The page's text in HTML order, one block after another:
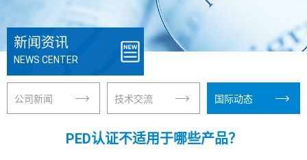
新闻资讯
NEWS CENTER
公司新闻 技术交流 国际动态
PED认证不适用于哪些产品？